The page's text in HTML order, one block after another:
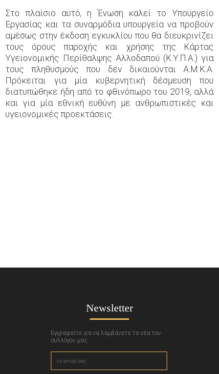
Στο πλαίσιο αυτό, η Ένωση καλεί το Υπουργείο
Εργασίας και τα συναρμόδια υπουργεία να προβούν
αμέσως στην έκδοση εγκυκλίου που θα διευκρινίζει
τους όρους παροχής και χρήσης της Κάρτας
Υγειονομικής Περίθαλψης Αλλοδαπού (Κ.Υ.Π.Α.) για
τους πληθυσμούς που δεν δικαιούνται Α.Μ.Κ.Α.
Πρόκειται για μία κυβερνητική δέσμευση που
διατυπώθηκε ήδη από το φθινόπωρο του 2019, αλλά
και για μία εθνική ευθύνη με ανθρωπιστικές και
υγειονομικές προεκτάσεις.
Newsletter
Εγγραφείτε για να λαμβάνετε τα νέα του
συλλόγου μας.